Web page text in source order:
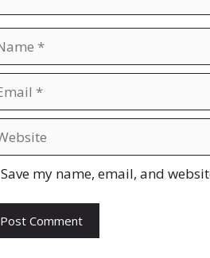
Save my name, email, and